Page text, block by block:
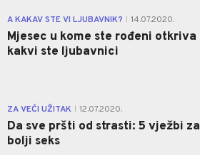
A KAKAV STE VI LJUBAVNIK? 14.07.2020.
Mjesec u kome ste rođeni otkriva
kakvi ste ljubavnici
ZA VEĆI UŽITAK 12.07.2020.
Da sve pršti od strasti: 5 vježbi za
bolji seks